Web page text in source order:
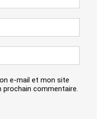
e-mail et mon site
prochain commentaire.